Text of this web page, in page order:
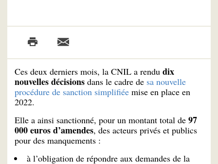
Ces deux derniers mois, la CNIL a rendu dix
nouvelles décisions dans le cadre de sa nouvelle
procédure de sanction simplifiée mise en place en
2022.
Elle a ainsi sanctionné, pour un montant total de 97
000 euros d’amendes, des acteurs privés et publics
pour des manquements :
à l’obligation de répondre aux demandes de la